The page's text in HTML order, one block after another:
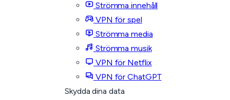
Strömma innehåll
VPN för spel
Strömma media
Strömma musik
VPN för Netflix
VPN för ChatGPT
Skydda dina data